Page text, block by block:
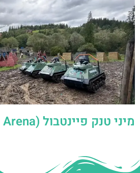
מיני טנק פיינטבול (Tank Arena) בזקופנה